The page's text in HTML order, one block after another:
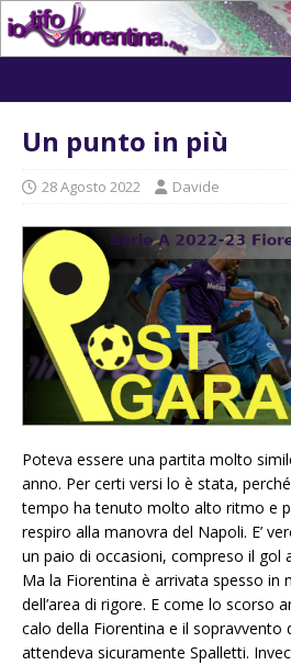
Un punto in più
28 Agosto 2022 Davide
Poteva essere una partita molto
anno. Per certi versi lo è stata,
tempo ha tenuto molto alto ritmo e
respiro alla manovra del Napoli. E’
un paio di occasioni, compreso il gol
Ma la Fiorentina è arrivata spesso in
dell’area di rigore. E come lo scorso
calo della Fiorentina e il sopravvento
attendeva sicuramente Spalletti.